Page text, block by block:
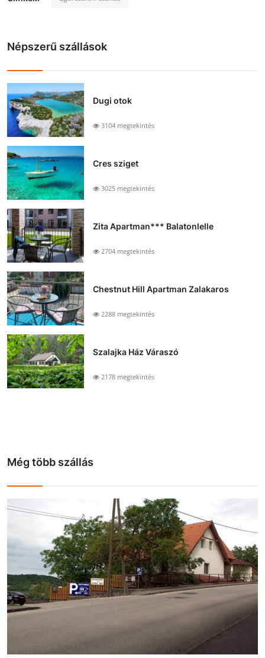
Népszerű szállások
Dugi otok
3104 megtekintés
Cres sziget
3025 megtekintés
Zita Apartman*** Balatonlelle
2704 megtekintés
Chestnut Hill Apartman Zalakaros
2288 megtekintés
Szalajka Ház Váraszó
2178 megtekintés
Még több szállás